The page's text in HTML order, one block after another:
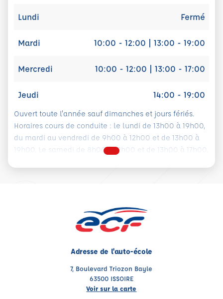
Lundi Fermé
Mardi 10:00 - 12:00 | 13:00 - 19:00
Mercredi 10:00 - 12:00 | 13:00 - 17:00
Jeudi 14:00 - 19:00
Ouvert toute l'année sauf dimanches et jours fériés.
Horaires cours de conduite : le lundi de 13h00 à 19h00,
du mardi au vendredi de 9h00 à 12h00 et de 13h00 à
19h00. Le samedi de 8h00 à 12h00 et de 13h00 à 17h00.
Adresse de l'auto-école
7, Boulevard Triozon Bayle
63500 ISSOIRE
Voir sur la carte